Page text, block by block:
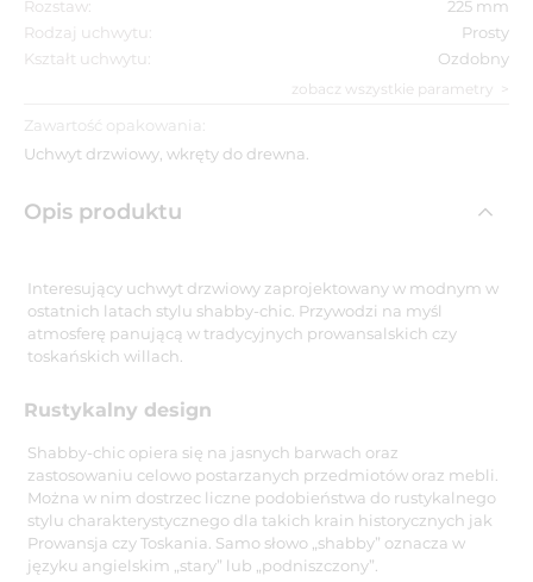
Rozstaw:
225 mm
Rodzaj uchwytu:
Prosty
Kształt uchwytu:
Ozdobny
zobacz wszystkie parametry
Zawartość opakowania:
Uchwyt drzwiowy, wkręty do drewna.
Opis produktu
Interesujący uchwyt drzwiowy zaprojektowany w modnym w
ostatnich latach stylu shabby-chic. Przywodzi na myśl
atmosferę panującą w tradycyjnych prowansalskich czy
toskańskich willach.
Rustykalny design
Shabby-chic opiera się na jasnych barwach oraz
zastosowaniu celowo postarzanych przedmiotów oraz mebli.
Można w nim dostrzec liczne podobieństwa do rustykalnego
stylu charakterystycznego dla takich krain historycznych jak
Prowansja czy Toskania. Samo słowo „shabby” oznacza w
języku angielskim „stary” lub „podniszczony”.